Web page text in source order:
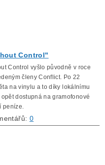
Control"
Control vyšlo původně v roce
členy Conflict. Po 22
na vinylu a to díky lokálnímu
dostupná na gramofonové
peníze.
0